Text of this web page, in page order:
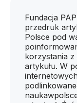
Fundacja
przedruk
Polsce pod
korzystania z
artykułu. W